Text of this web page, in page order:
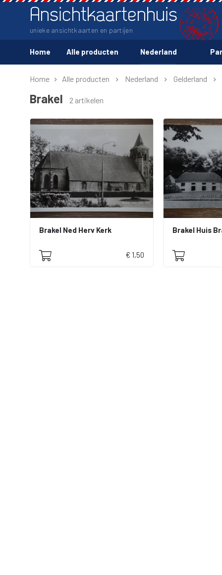
Ansichtkaartenhuis
unieke ansichtkaarten en partijen
Home Alle producten Nederland
Home Alle producten Nederland Gelderland
Brakel 2 artikelen
Brakel Ned Herv Kerk
€ 1,50
Brakel Huis